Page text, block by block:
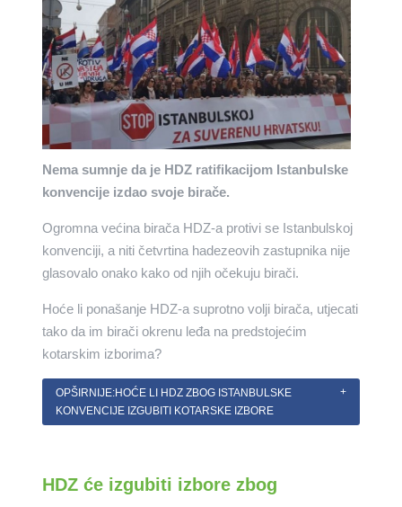
Nema sumnje da je HDZ ratifikacijom Istanbulske
konvencije izdao svoje birače.
Ogromna većina birača HDZ-a protivi se Istanbulskoj
konvenciji, a niti četvrtina hadezeovih zastupnika nije
glasovalo onako kako od njih očekuju birači.
Hoće li ponašanje HDZ-a suprotno volji birača, utjecati
tako da im birači okrenu leđa na predstojećim
kotarskim izborima?
OPŠIRNIJE:HOĆE LI HDZ ZBOG ISTANBULSKE
KONVENCIJE IZGUBITI KOTARSKE IZBORE
HDZ će izgubiti izbore zbog